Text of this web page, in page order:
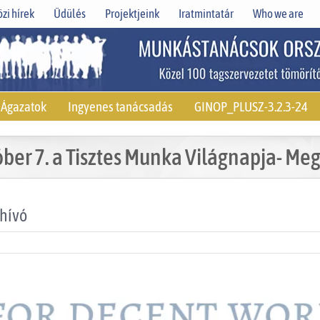
hírek Üdülés Projektjeink Iratmintatár Who we are
Ágazatok Ingyenes tanácsadás GINOP_PLUSZ-3.2.3-24
7. a Tisztes Munka Világnapja-